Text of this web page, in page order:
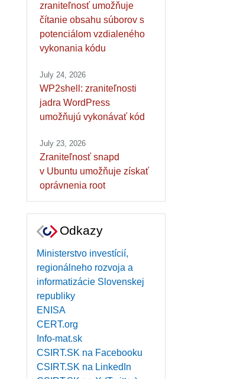
zraniteľnosť umožňuje
čítanie obsahu súborov s
potenciálom vzdialeného
vykonania kódu
July 24, 2026
WP2shell: zraniteľnosti
jadra WordPress
umožňujú vykonávať kód
July 23, 2026
Zraniteľnosť snapd
v Ubuntu umožňuje získať
oprávnenia root
Odkazy
Ministerstvo investícií,
regionálneho rozvoja a
informatizácie Slovenskej
republiky
ENISA
CERT.org
Info-mat.sk
CSIRT.SK na Facebooku
CSIRT.SK na LinkedIn